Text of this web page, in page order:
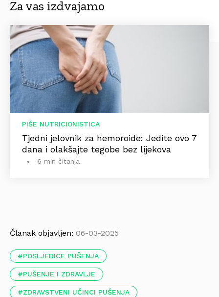
Za vas izdvajamo
PIŠE NUTRICIONISTICA
Tjedni jelovnik za hemoroide: Jedite ovo 7
dana i olakšajte tegobe bez lijekova
6 min čitanja
Članak objavljen: 06-03-2025
POSLJEDICE PUŠENJA
PUŠENJE I ZDRAVLJE
ZDRAVSTVENI UČINCI PUŠENJA